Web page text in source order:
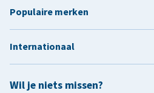
Wil je niets missen?
Populaire merken
Internationaal